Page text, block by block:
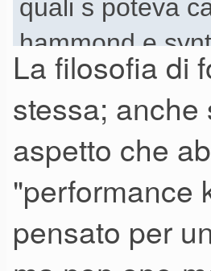
quali s poteva
hammond e
Con questo
contemporanei
workstation,
aggiornato i
La filosofia di
stessa; anche
aspetto che
"performance
pensato per